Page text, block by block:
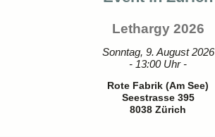
Lethargy 2026
Sonntag, 9. August 2026
- 13:00 Uhr -
Rote Fabrik (Am See)
Seestrasse 395
8038 Zürich